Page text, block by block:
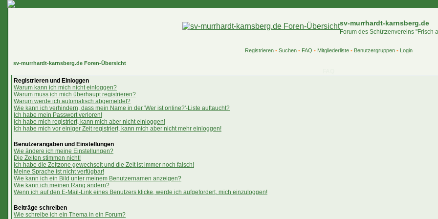
sv-murrhardt-karnsberg.de
Forum des Schützenvereins "Frisch
Registrieren• Suchen• FAQ • Mitgliederliste• Benutzergruppen• Login
sv-murrhardt-karnsberg.de Foren-Übersicht
Registrieren und Einloggen
Warum kann ich mich nicht einloggen?
Warum muss ich mich überhaupt registrieren?
Warum werde ich automatisch abgemeldet?
Wie kann ich verhindern, dass mein Name in der 'Wer ist online?'-Liste auftaucht?
Ich habe mein Passwort verloren!
Ich habe mich registriert, kann mich aber nicht einloggen!
Ich habe mich vor einiger Zeit registriert, kann mich aber nicht mehr einloggen!
Benutzerangaben und Einstellungen
Wie ändere ich meine Einstellungen?
Die Zeiten stimmen nicht!
Ich habe die Zeitzone gewechselt und die Zeit ist immer noch falsch!
Meine Sprache ist nicht verfügbar!
Wie kann ich ein Bild unter meinem Benutzernamen anzeigen?
Wie kann ich meinen Rang ändern?
Wenn ich auf den E-Mail-Link eines Benutzers klicke, werde ich aufgefordert, mich einzuloggen!
Beiträge schreiben
Wie schreibe ich ein Thema in ein Forum?